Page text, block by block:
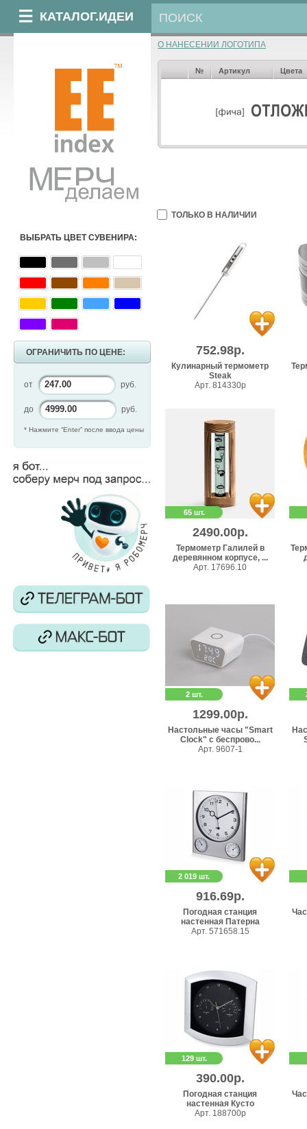
КАТАЛОГ.ИДЕИ
ВЫБРАТЬ ЦВЕТ СУВЕНИРА:
ОГРАНИЧИТЬ ПО ЦЕНЕ:
от руб.
до руб.
* Нажмите “Enter” после ввода цены
О НАНЕСЕНИИ ЛОГОТИПА
№ Артикул Цвета
ТОЛЬКО В НАЛИЧИИ
752.98р.
Кулинарный термометр
Steak
Арт. 814330p
65 шт.
2490.00р.
Термометр Галилей в
деревянном корпусе, ...
Арт. 17696.10
2 шт.
1299.00р.
Настольные часы "Smart
Clock" с беспрово...
Арт. 9607-1
2 019 шт.
916.69р.
Погодная станция
настенная Патерна
Арт. 571658.15
129 шт.
390.00р.
Погодная станция
настенная Кусто
Арт. 188700p